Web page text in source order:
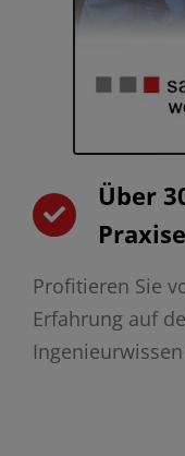
Über
Profitieren Sie
Erfahrung auf